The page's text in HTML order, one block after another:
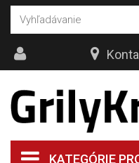
KATEGÓRIE